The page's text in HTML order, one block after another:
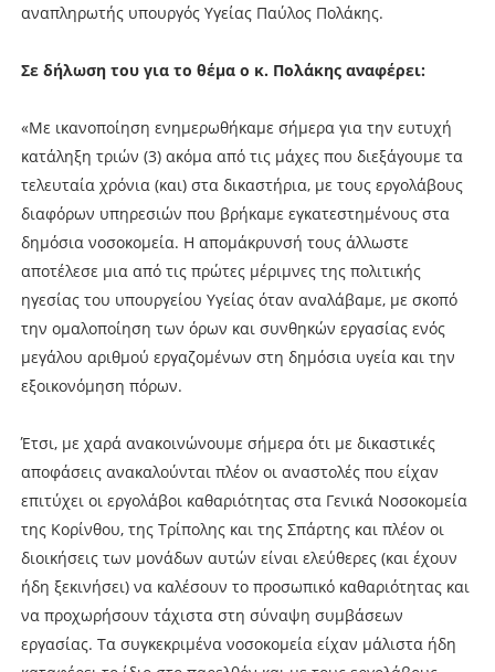
αναπληρωτής υπουργός Υγείας Παύλος Πολάκης.
Σε δήλωση του για το θέμα ο κ. Πολάκης αναφέρει:
«Με ικανοποίηση ενημερωθήκαμε σήμερα για την ευτυχή
κατάληξη τριών (3) ακόμα από τις μάχες που διεξάγουμε τα
τελευταία χρόνια (και) στα δικαστήρια, με τους εργολάβους
διαφόρων υπηρεσιών που βρήκαμε εγκατεστημένους στα
δημόσια νοσοκομεία. Η απομάκρυνσή τους άλλωστε
αποτέλεσε μια από τις πρώτες μέριμνες της πολιτικής
ηγεσίας του υπουργείου Υγείας όταν αναλάβαμε, με σκοπό
την ομαλοποίηση των όρων και συνθηκών εργασίας ενός
μεγάλου αριθμού εργαζομένων στη δημόσια υγεία και την
εξοικονόμηση πόρων.
Έτσι, με χαρά ανακοινώνουμε σήμερα ότι με δικαστικές
αποφάσεις ανακαλούνται πλέον οι αναστολές που είχαν
επιτύχει οι εργολάβοι καθαριότητας στα Γενικά Νοσοκομεία
της Κορίνθου, της Τρίπολης και της Σπάρτης και πλέον οι
διοικήσεις των μονάδων αυτών είναι ελεύθερες (και έχουν
ήδη ξεκινήσει) να καλέσουν το προσωπικό καθαριότητας και
να προχωρήσουν τάχιστα στη σύναψη συμβάσεων
εργασίας. Τα συγκεκριμένα νοσοκομεία είχαν μάλιστα ήδη